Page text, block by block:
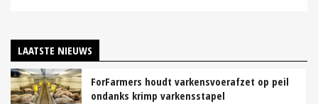
LAATSTE NIEUWS
ForFarmers houdt varkensvoerafzet op peil
ondanks krimp varkensstapel